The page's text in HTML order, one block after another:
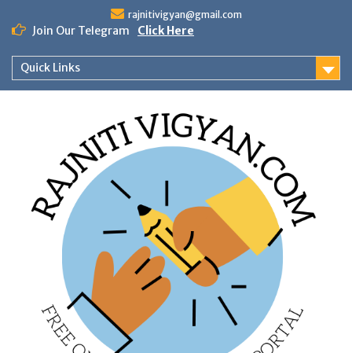
content
rajnitivigyan@gmail.com
Join Our Telegram Click Here
Quick Links